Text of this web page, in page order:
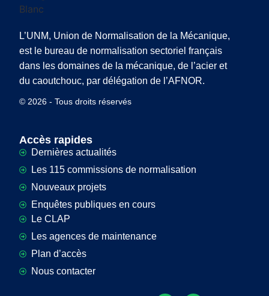
L’UNM, Union de Normalisation de la Mécanique,
est le bureau de normalisation sectoriel français
dans les domaines de la mécanique, de l’acier et
du caoutchouc, par délégation de l’AFNOR.
© 2026 - Tous droits réservés
Accès rapides
Dernières actualités
Les 115 commissions de normalisation
Nouveaux projets
Enquêtes publiques en cours
Le CLAP
Les agences de maintenance
Plan d’accès
Nous contacter